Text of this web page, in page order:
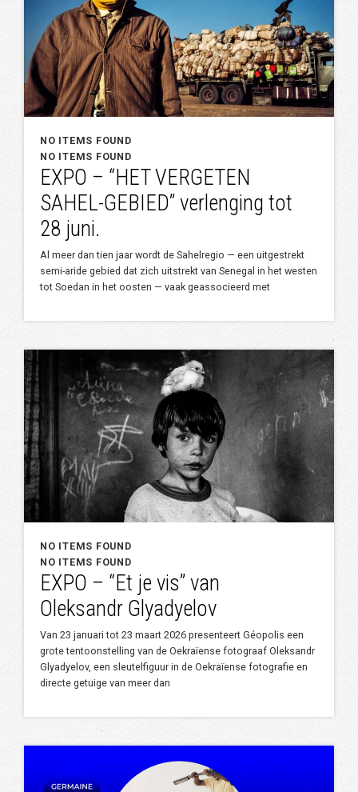
NO ITEMS FOUND
NO ITEMS FOUND
EXPO – “HET VERGETEN
SAHEL-GEBIED” verlenging tot
28 juni.
Al meer dan tien jaar wordt de Sahelregio — een uitgestrekt
semi-aride gebied dat zich uitstrekt van Senegal in het westen
tot Soedan in het oosten — vaak geassocieerd met
NO ITEMS FOUND
NO ITEMS FOUND
EXPO – “Et je vis” van
Oleksandr Glyadyelov
Van 23 januari tot 23 maart 2026 presenteert Géopolis een
grote tentoonstelling van de Oekraïense fotograaf Oleksandr
Glyadyelov, een sleutelfiguur in de Oekraïense fotografie en
directe getuige van meer dan